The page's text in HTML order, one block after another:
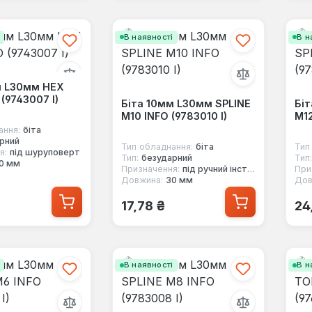
L30мм HEX
I)
біта
під шуруповерт
мм
В наявності
Біта 10мм L30мм SPLINE
M10 INFO (9783010 I)
Тип обладнання: біта
Тип: безударний
Призначення: під ручний інструмент
Довжина: 30 мм
Звичайна ціна:
17,78 ₴
В
Тип:
В наявності В